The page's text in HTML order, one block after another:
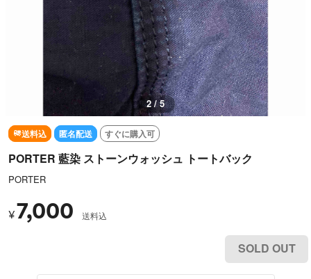
2 / 5
送料込 匿名配送 すぐに購入可
PORTER 藍染 ストーンウォッシュ トートバック
PORTER
¥7,000 送料込
SOLD OUT